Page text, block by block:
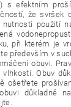
s efektním
že svršek
použití
při kterém je
především v
obuvi.
Obuv
ošetřete
důkladně